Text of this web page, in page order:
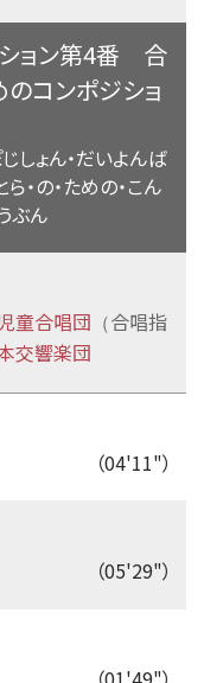
ョン第4番 合
コンポジショ
しょん・だいよんば
・の・ための・こん
ぶん
童合唱団 （合唱指
交響楽団
（04'11"）
（05'29"）